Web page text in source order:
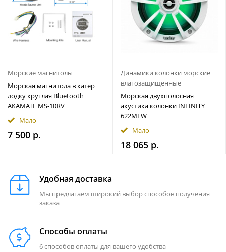
Морские магнитолы
Морская магнитола в катер
лодку круглая Bluetooth
AKAMATE MS-10RV
Мало
7 500 р.
Динамики колонки морские
влагозащищенные
Морская двухполосная
акустика колонки INFINITY
622MLW
Мало
18 065 р.
Удобная доставка
Мы предлагаем широкий выбор способов получения
заказа
Способы оплаты
6 способов оплаты для вашего удобства